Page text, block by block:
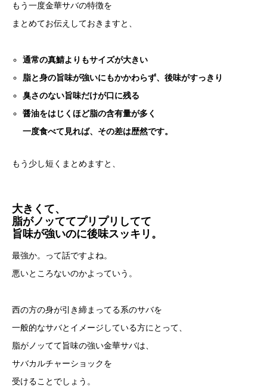
もう一度金華サバの特徴を
まとめてお伝えしておきますと、
通常の真鯖よりもサイズが大きい
脂と身の旨味が強いにもかかわらず、後味がすっきり
臭さのない旨味だけが口に残る
醤油をはじくほど脂の含有量が多く
一度食べて見れば、その差は歴然です。
もう少し短くまとめますと、
大きくて、
脂がノッててプリプリしてて
旨味が強いのに後味スッキリ。
最強か。って話ですよね。
悪いところないのかよっていう。
西の方の身が引き締まってる系のサバを
一般的なサバとイメージしている方にとって、
脂がノッてて旨味の強い金華サバは、
サバカルチャーショックを
受けることでしょう。